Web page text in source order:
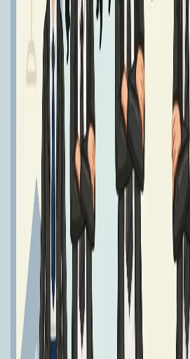
Podręczniki klasa 7 - Rok
Podręczniki klasy 7
Czytaj dalej